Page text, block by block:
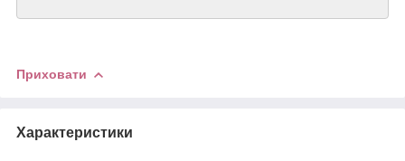
Приховати
Характеристики